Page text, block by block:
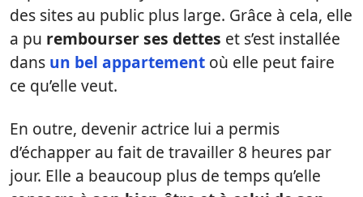
des sites au public plus large. Grâce à cela, elle
a pu rembourser ses dettes et s’est installée
dans un bel appartement où elle peut faire
ce qu’elle veut.
En outre, devenir actrice lui a permis
d’échapper au fait de travailler 8 heures par
jour. Elle a beaucoup plus de temps qu’elle